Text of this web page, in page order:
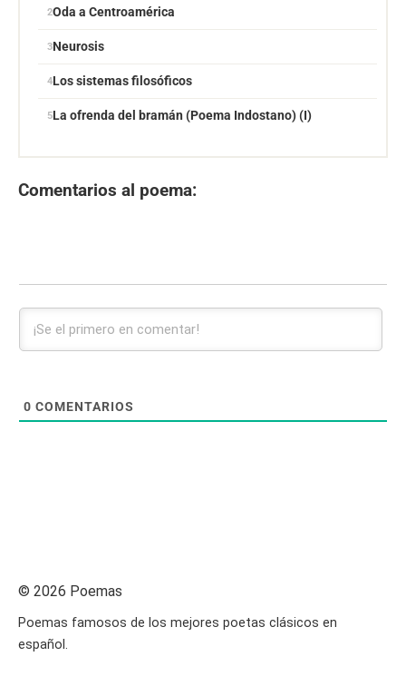
Oda a Centroamérica
Neurosis
Los sistemas filosóficos
La ofrenda del bramán (Poema Indostano) (I)
Comentarios al poema:
0 COMENTARIOS
© 2026 Poemas
Poemas famosos de los mejores poetas clásicos en
español.